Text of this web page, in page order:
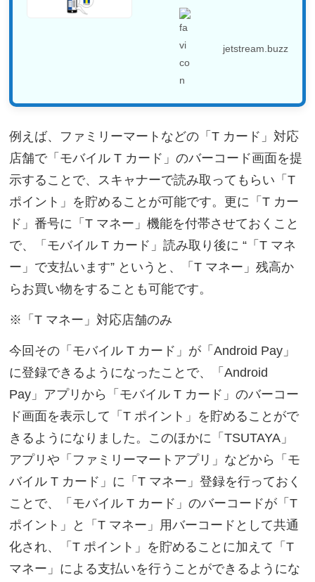
マートアプリ」を ...
jetstream.buzz
例えば、ファミリーマートなどの「T カード」対応
店舗で「モバイル T カード」のバーコード画面を提
示することで、スキャナーで読み取ってもらい「T
ポイント」を貯めることが可能です。更に「T カー
ド」番号に「T マネー」機能を付帯させておくこと
で、「モバイル T カード」読み取り後に “「T マネ
ー」で支払います” というと、「T マネー」残高か
らお買い物をすることも可能です。
※「T マネー」対応店舗のみ
今回その「モバイル T カード」が「Android Pay」
に登録できるようになったことで、「Android
Pay」アプリから「モバイル T カード」のバーコー
ド画面を表示して「T ポイント」を貯めることがで
きるようになりました。このほかに「TSUTAYA」
アプリや「ファミリーマートアプリ」などから「モ
バイル T カード」に「T マネー」登録を行っておく
ことで、「モバイル T カード」のバーコードが「T
ポイント」と「T マネー」用バーコードとして共通
化され、「T ポイント」を貯めることに加えて「T
マネー」による支払いを行うことができるようにな